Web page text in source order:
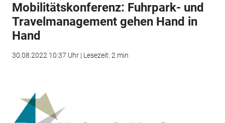
Mobilitätskonferenz: Fuhrpark- und
Travelmanagement gehen Hand in
Hand
30.08.2022 10:37 Uhr | Lesezeit: 2 min